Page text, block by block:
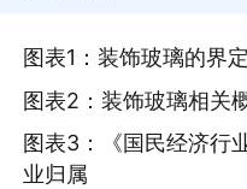
图表1：装饰玻璃的界定
图表2：装饰玻璃相关
图表3：《国民经济行
业归属